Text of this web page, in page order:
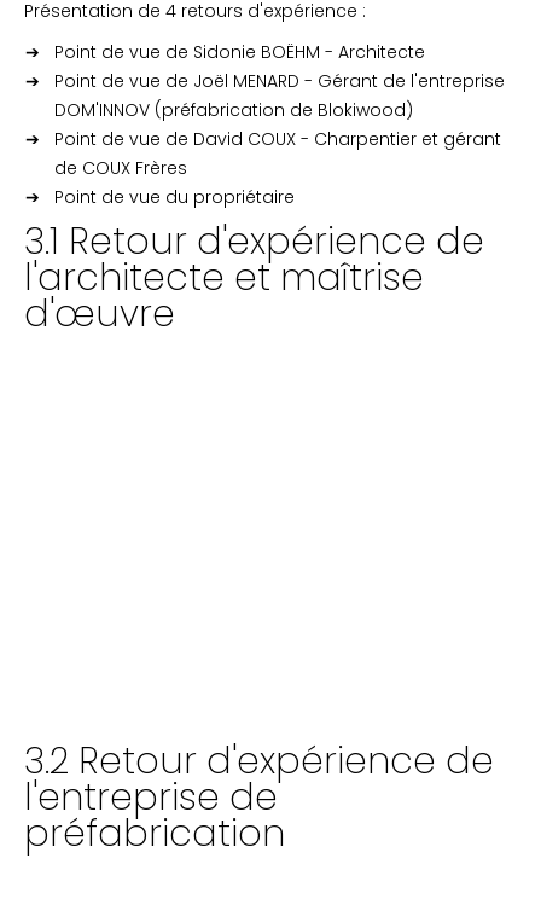
Présentation de 4 retours d'expérience :
Point de vue de Sidonie BOËHM - Architecte
Point de vue de Joël MENARD - Gérant de l'entreprise
DOM'INNOV (préfabrication de Blokiwood)
Point de vue de David COUX - Charpentier et gérant
de COUX Frères
Point de vue du propriétaire
3.1 Retour d'expérience de
l'architecte et maîtrise
d'œuvre
3.2 Retour d'expérience de
l'entreprise de
préfabrication